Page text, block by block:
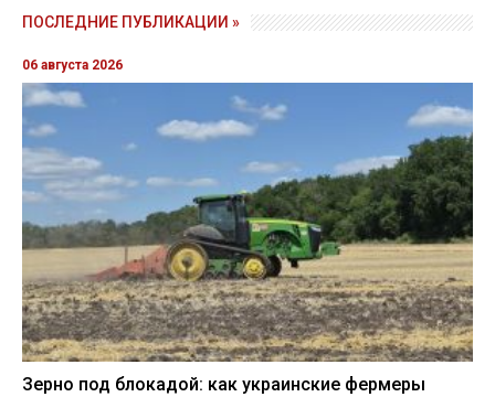
ПОСЛЕДНИЕ ПУБЛИКАЦИИ »
06 августа 2026
Зерно под блокадой: как украинские фермеры